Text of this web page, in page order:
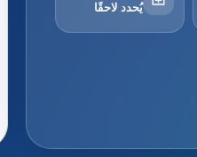
يُحدد لاحقًا